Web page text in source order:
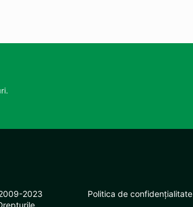
2023
Politica de confidențialitate